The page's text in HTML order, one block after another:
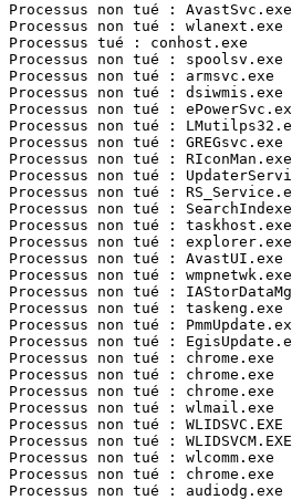
Processus non tué : AvastSvc.exe
Processus non tué : wlanext.exe
Processus tué : conhost.exe
Processus non tué : spoolsv.exe
Processus non tué : armsvc.exe
Processus non tué : dsiwmis.exe
Processus non tué :
Processus non tué :
Processus non tué : GREGsvc.exe
Processus non tué : RIconMan.exe
Processus non tué :
Processus non tué :
Processus non tué :
Processus non tué : taskhost.exe
Processus non tué : explorer.exe
Processus non tué : AvastUI.exe
Processus non tué : wmpnetwk.exe
Processus non tué :
Processus non tué : taskeng.exe
Processus non tué :
Processus non tué :
Processus non tué : chrome.exe
Processus non tué : chrome.exe
Processus non tué : chrome.exe
Processus non tué : wlmail.exe
Processus non tué : WLIDSVC.EXE
Processus non tué : WLIDSVCM.EXE
Processus non tué : wlcomm.exe
Processus non tué : chrome.exe
Processus non tué : audiodg.exe